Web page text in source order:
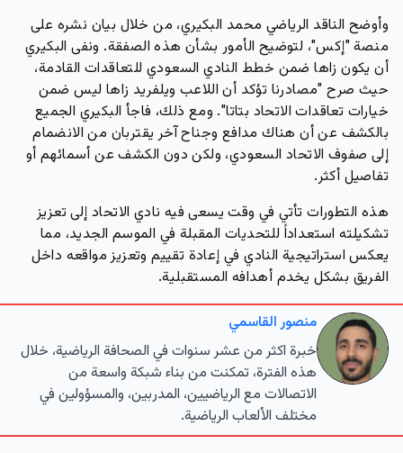
وأوضح الناقد الرياضي محمد البكيري، من خلال بيان نشره على
منصة "إكس"، لتوضيح الأمور بشأن هذه الصفقة. ونفى البكيري
أن يكون زاها ضمن خطط النادي السعودي للتعاقدات القادمة،
حيث صرح "مصادرنا تؤكد أن اللاعب ويلفريد زاها ليس ضمن
خيارات تعاقدات الاتحاد بتاتا". ومع ذلك، فاجأ البكيري الجميع
بالكشف عن أن هناك مدافع وجناح آخر يقتربان من الانضمام
إلى صفوف الاتحاد السعودي، ولكن دون الكشف عن أسمائهم أو
تفاصيل أكثر.
هذه التطورات تأتي في وقت يسعى فيه نادي الاتحاد إلى تعزيز
تشكيلته استعداداً للتحديات المقبلة في الموسم الجديد، مما
يعكس استراتيجية النادي في إعادة تقييم وتعزيز مواقعه داخل
الفريق بشكل يخدم أهدافه المستقبلية.
منصور القاسمي
خبرة اكثر من عشر سنوات في الصحافة الرياضية، خلال
هذه الفترة، تمكنت من بناء شبكة واسعة من
الاتصالات مع الرياضيين، المدربين، والمسؤولين في
مختلف الألعاب الرياضية.